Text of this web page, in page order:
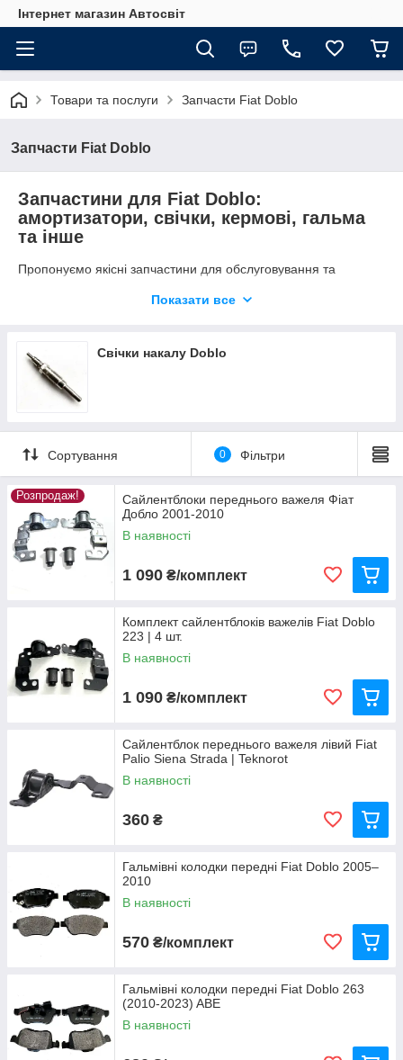
Інтернет магазин Автосвіт
Товари та послуги Запчасти Fiat Doblo
Запчасти Fiat Doblo
Запчастини для Fiat Doblo:
амортизатори, свічки, кермові, гальма
та інше
Пропонуємо якісні запчастини для обслуговування та
• Свічки накала — швидкий запуск двигуна взимку,
особливо для дизельних версій
• Кермові тяги та наконечники — чіткий відгук кермового
• Сайлентблоки передніх важелів — зниження вібрацій і
стабільна робота підвіски
• Гальмівні колодки передні — ефективне гальмування,
• Протитуманні фари та додаткові передні фари —
поліпшена видимість у поганих погодних умовах
Усі запчастини підходять для різних модифікацій Fiat Doblo
(1.3, 1.6, 1.9, 2.0 Multijet). В наявності оригінал і якісні
аналоги.
Показати все
Свічки накалу Doblo
Сортування 0 Фільтри
Розпродаж!
Сайлентблоки переднього важеля Фіат
Добло 2001-2010
В наявності
1 090 ₴/комплект
Комплект сайлентблоків важелів Fiat Doblo
223 | 4 шт.
В наявності
1 090 ₴/комплект
Сайлентблок переднього важеля лівий Fiat
Palio Siena Strada | Teknorot
В наявності
360 ₴
Гальмівні колодки передні Fiat Doblo 2005–
2010
В наявності
570 ₴/комплект
Гальмівні колодки передні Fiat Doblo 263
(2010-2023) ABE
В наявності